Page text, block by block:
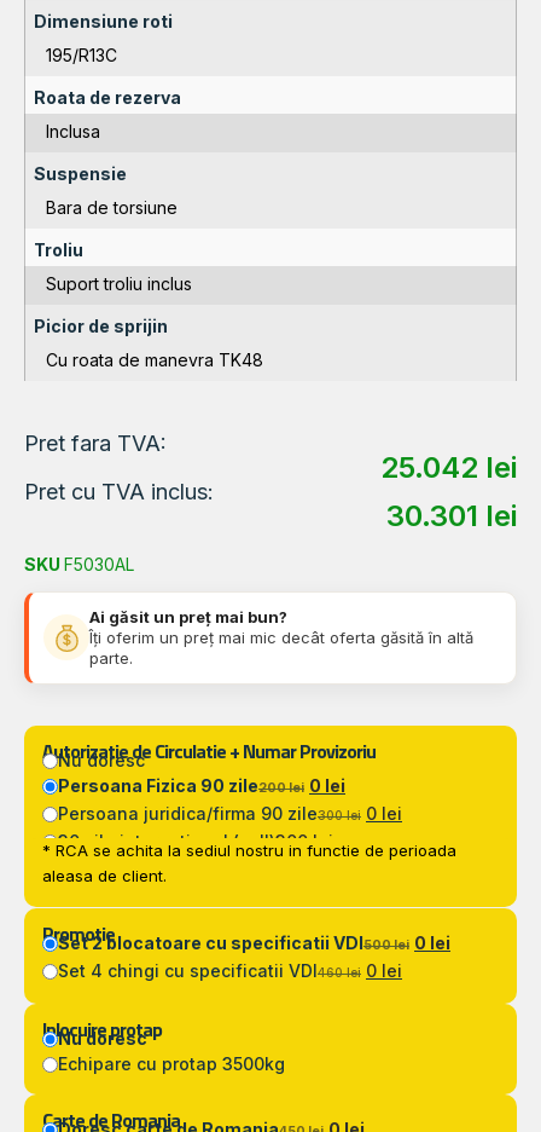
Dimensiune roti
195/R13C
Roata de rezerva
Inclusa
Suspensie
Bara de torsiune
Troliu
Suport troliu inclus
Picior de sprijin
Cu roata de manevra TK48
Pret fara TVA:
25.042 lei
Pret cu TVA inclus:
30.301 lei
SKU F5030AL
Ai găsit un preț mai bun?
Îți oferim un preț mai mic decât oferta găsită în altă
parte.
Autorizatie de Circulatie + Numar Provizoriu
Nu doresc
Persoana Fizica 90 zile200 lei 0 lei
Persoana juridica/firma 90 zile300 lei 0 lei
30 zile international (zoll)300 lei
* RCA se achita la sediul nostru in functie de perioada
aleasa de client.
Promotie
Set 2 blocatoare cu specificatii VDI500 lei 0 lei
Set 4 chingi cu specificatii VDI460 lei 0 lei
Inlocuire protap
Nu doresc
Echipare cu protap 3500kg
Carte de Romania